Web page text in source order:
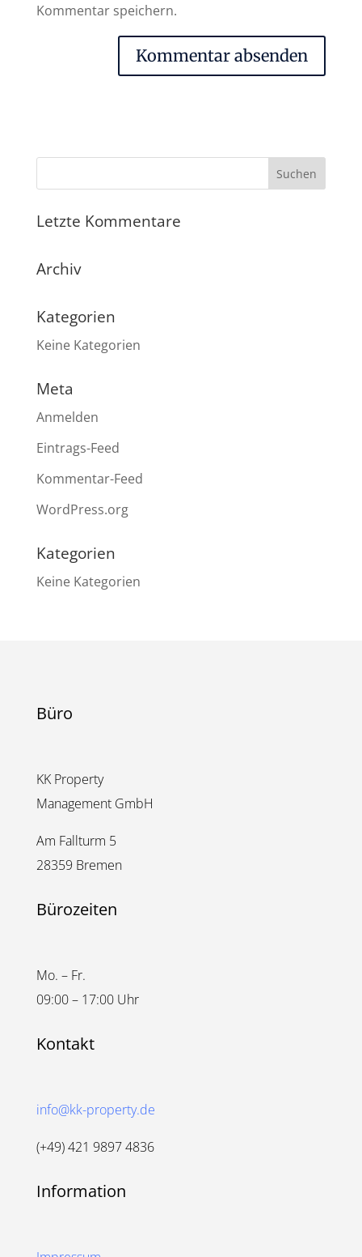
Kommentar speichern.
Letzte Kommentare
Archiv
Kategorien
Keine Kategorien
Meta
Anmelden
Eintrags-Feed
Kommentar-Feed
WordPress.org
Kategorien
Keine Kategorien
Büro
KK Property
Management GmbH
Am Fallturm 5
28359 Bremen
Bürozeiten
Mo. – Fr.
09:00 – 17:00 Uhr
Kontakt
info@kk-property.de
(+49) 421 9897 4836
Information